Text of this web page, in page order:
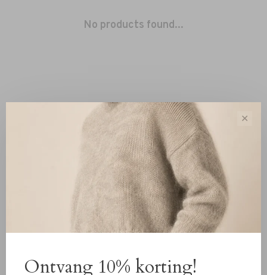
No products found...
Showing 1 - 0 of 0
Clothing
✕
Ontvang 10% korting!